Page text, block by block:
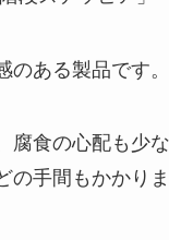
のある製品です。
腐食の心配も少
の手間もかかりま